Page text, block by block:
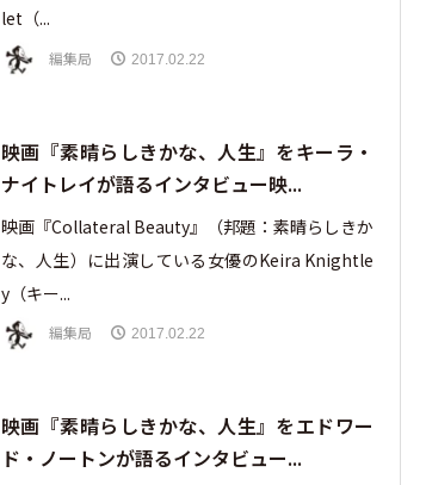
let（...
編集局 2017.02.22
映画『素晴らしきかな、人生』をキーラ・
ナイトレイが語るインタビュー映...
映画『Collateral Beauty』（邦題：素晴らしきか
な、人生）に出演している女優のKeira Knightle
y（キー...
編集局 2017.02.22
映画『素晴らしきかな、人生』をエドワー
ド・ノートンが語るインタビュー...